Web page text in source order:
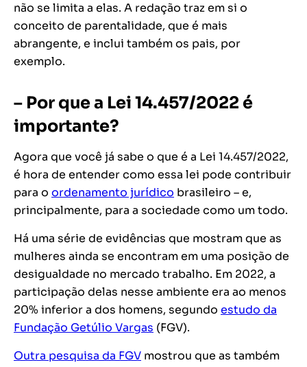
não se limita a elas. A redação traz em si o
conceito de parentalidade, que é mais
abrangente, e inclui também os pais, por
exemplo.
– Por que a Lei 14.457/2022 é
importante?
Agora que você já sabe o que é a Lei 14.457/2022,
é hora de entender como essa lei pode contribuir
para o ordenamento jurídico brasileiro – e,
principalmente, para a sociedade como um todo.
Há uma série de evidências que mostram que as
mulheres ainda se encontram em uma posição de
desigualdade no mercado trabalho. Em 2022, a
participação delas nesse ambiente era ao menos
20% inferior a dos homens, segundo estudo da
Fundação Getúlio Vargas (FGV).
Outra pesquisa da FGV mostrou que as também